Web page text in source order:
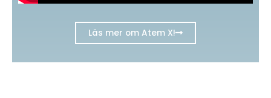
Läs mer om Atem X!